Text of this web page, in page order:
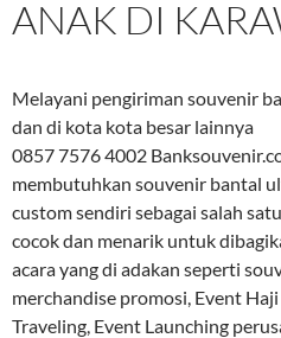
ANAK DI
Melayani pengiriman souvenir
dan di kota kota besar lainnya
0857 7576 4002
membutuhkan souvenir bantal
custom sendiri sebagai salah
cocok dan menarik untuk
acara yang di adakan seperti
merchandise promosi, Event
Traveling, Event Launching